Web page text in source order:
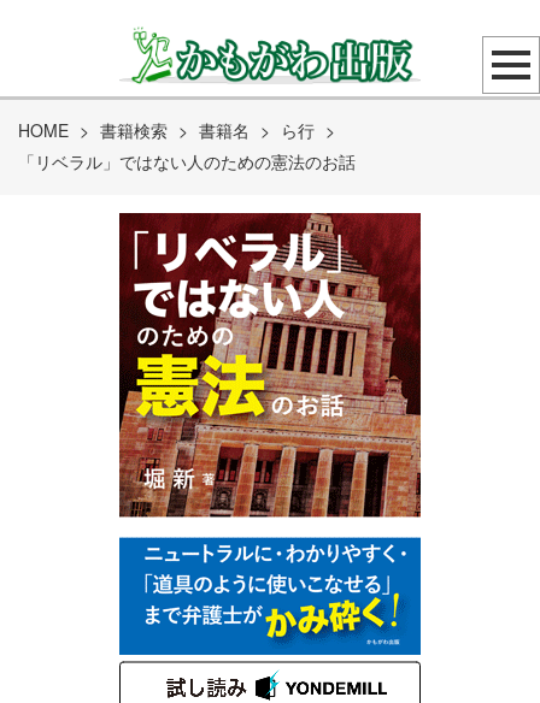
HOME > 書籍検索 > 書籍名 > ら行 >
「リベラル」ではない人のための憲法のお話